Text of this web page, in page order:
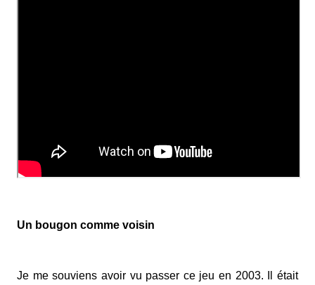
Un bougon comme voisin
Je me souviens avoir vu passer ce jeu en 2003. Il était